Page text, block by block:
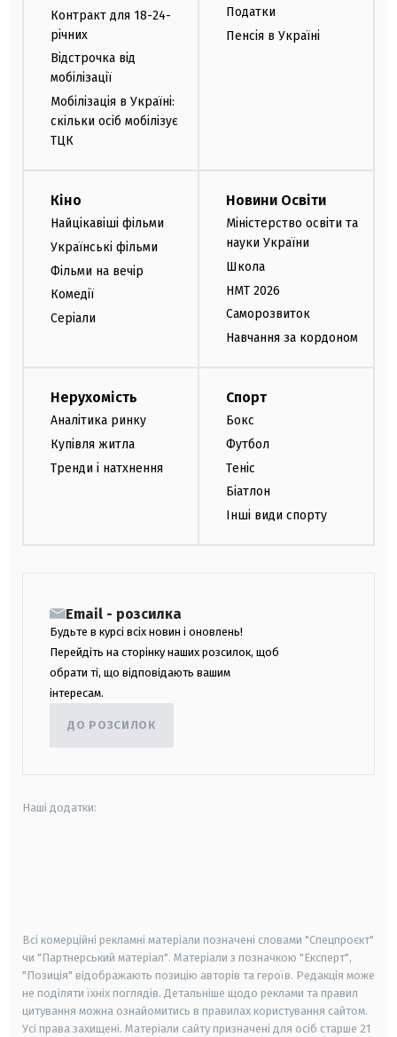
Контракт для 18-24-
річних
Відстрочка від
мобілізації
Мобілізація в Україні:
скільки осіб мобілізує
ТЦК
Податки
Пенсія в Україні
Кіно
Найцікавіші фільми
Українські фільми
Фільми на вечір
Комедії
Серіали
Новини Освіти
Міністерство освіти та
науки України
Школа
НМТ 2026
Саморозвиток
Навчання за кордоном
Нерухомість
Аналітика ринку
Купівля житла
Тренди і натхнення
Спорт
Бокс
Футбол
Теніс
Біатлон
Інші види спорту
Email - розсилка
Будьте в курсі всіх новин і оновлень!
Перейдіть на сторінку наших розсилок, щоб
обрати ті, що відповідають вашим
інтересам.
ДО РОЗСИЛОК
Наші додатки:
Всі комерційні рекламні матеріали позначені словами "Спецпроєкт"
чи "Партнерський матеріал". Матеріали з позначкою "Експерт",
"Позиція" відображають позицію авторів та героїв. Редакція може
не поділяти їхніх поглядів. Детальніше щодо реклами та правил
цитування можна ознайомитись в правилах користування сайтом.
Усі права захищені. Матеріали сайту призначені для осіб старше 21